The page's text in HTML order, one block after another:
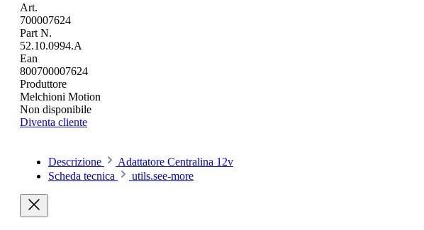
Art.
700007624
Part N.
52.10.0994.A
Ean
800700007624
Produttore
Melchioni Motion
Non disponibile
Diventa cliente
Descrizione
Adattatore Centralina 12v
Scheda tecnica
utils.see-more